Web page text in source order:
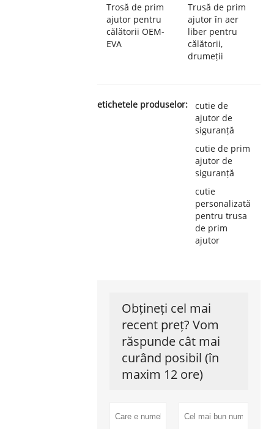
Trosă de prim
ajutor pentru
călătorii OEM-
EVA
Trusă de prim
ajutor în aer
liber pentru
călătorii,
drumeții
etichetele produselor:
cutie de
ajutor de
siguranță
cutie de prim
ajutor de
siguranță
cutie
personalizată
pentru trusa
de prim
ajutor
Obțineți cel mai
recent preț? Vom
răspunde cât mai
curând posibil (în
maxim 12 ore)